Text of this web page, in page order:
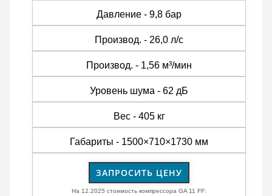
Давление - 9,8 бар
Производ. - 26,0 л/с
Производ. - 1,56 м³/мин
Уровень шума - 62 дБ
Вес - 405 кг
Габариты - 1500×710×1730 мм
ЗАПРОСИТЬ ЦЕНУ
На 12.2025 стоимость компрессора GA 11 FF: